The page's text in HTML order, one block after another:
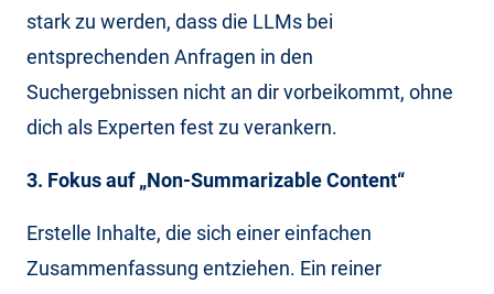
stark zu werden, dass die LLMs bei
entsprechenden Anfragen in den
Suchergebnissen nicht an dir vorbeikommt, ohne
dich als Experten fest zu verankern.
3. Fokus auf „Non-Summarizable Content“
Erstelle Inhalte, die sich einer einfachen
Zusammenfassung entziehen. Ein reiner